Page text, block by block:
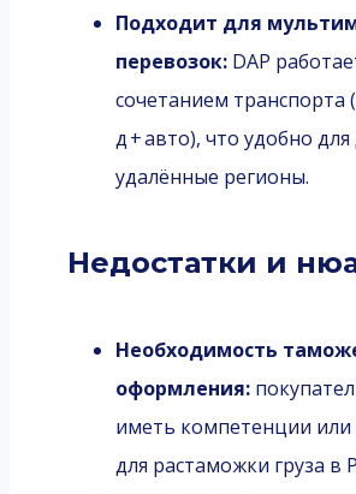
Подходит для
перевозок: DAP
сочетанием транспорта
д + авто), что удобно
удалённые регионы.
Недостатки и
Необходимость
оформления:
иметь компетенции или
для растаможки груза в